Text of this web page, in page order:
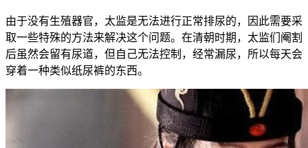
由于没有生殖器官，太监是无法进行正常排尿的，因此需要采
取一些特殊的方法来解决这个问题。在清朝时期，太监们阉割
后虽然会留有尿道，但自己无法控制，经常漏尿，所以每天会
穿着一种类似纸尿裤的东西。